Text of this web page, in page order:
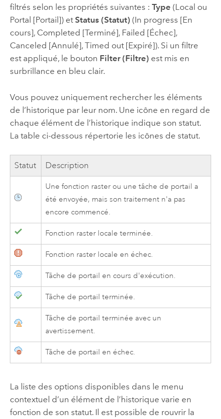
filtrés selon les propriétés suivantes : Type (Local ou
Portal [Portail]) et Status (Statut) (In progress [En
cours], Completed [Terminé], Failed [Échec],
Canceled [Annulé], Timed out [Expiré]). Si un filtre
est appliqué, le bouton Filter (Filtre) est mis en
surbrillance en bleu clair.
Vous pouvez uniquement rechercher les éléments
de l’historique par leur nom. Une icône en regard de
chaque élément de l’historique indique son statut.
La table ci-dessous répertorie les icônes de statut.
Statut Description
Une fonction raster ou une tâche de portail a
été envoyée, mais son traitement n'a pas
encore commencé.
Fonction raster locale terminée.
Fonction raster locale en échec.
Tâche de portail en cours d'exécution.
Tâche de portail terminée.
Tâche de portail terminée avec un
avertissement.
Tâche de portail en échec.
La liste des options disponibles dans le menu
contextuel d’un élément de l’historique varie en
fonction de son statut. Il est possible de rouvrir la